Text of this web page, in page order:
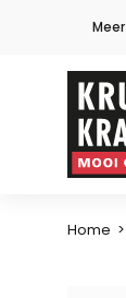
Home >